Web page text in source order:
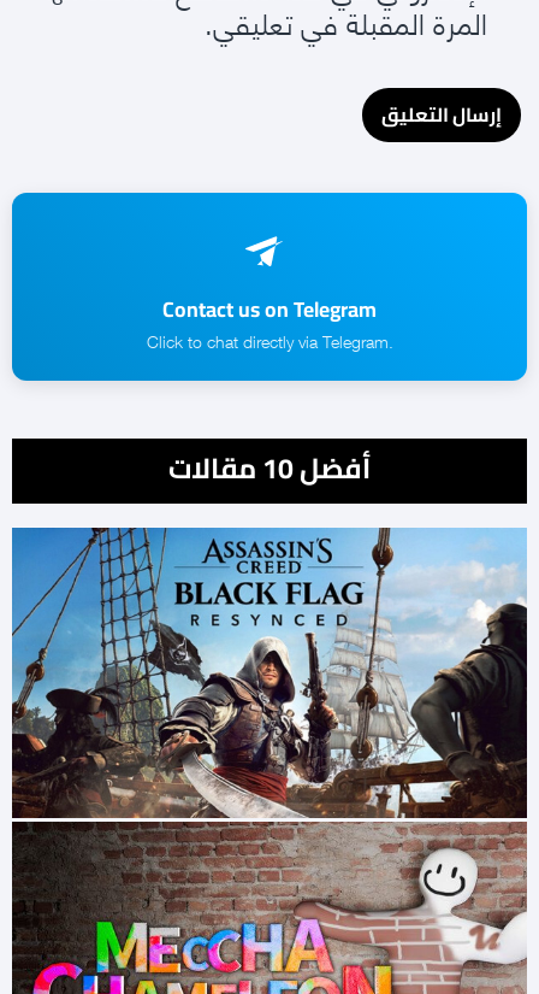
المرة المقبلة في تعليقي.
Contact us on Telegram
.Click to chat directly via Telegram
أفضل 10 مقالات